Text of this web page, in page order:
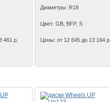
461 р.
Диаметры: R18
Цвет: GB, BFP, S
Цены: от 12 645 до 13 164 р.